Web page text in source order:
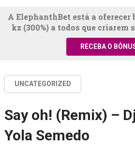
A ElephanthBet está a oferecer
kz (300%) a todos que criarem
RECEBA O
UNCATEGORIZED
Say oh! (Remix) –
Yola Semedo